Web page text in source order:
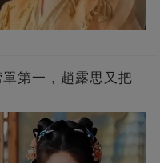
第一，趙露思又把